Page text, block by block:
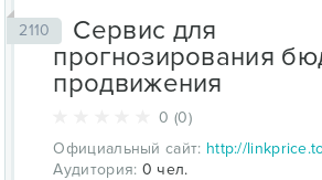
2110
Сервис для
прогнозирования
продвижения
0 (0)
Официальный сайт: http://
Аудитория: 0 чел.